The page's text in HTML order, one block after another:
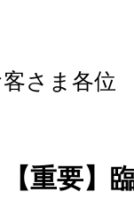
さま各位
【重要